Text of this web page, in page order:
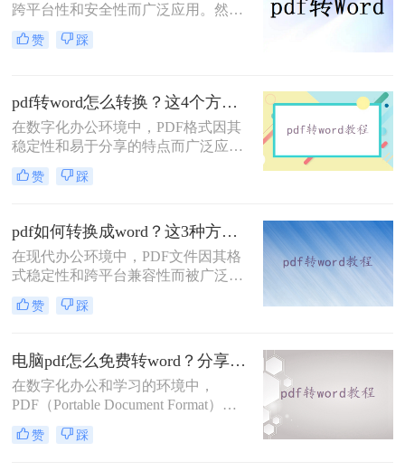
跨平台性和安全性而广泛应用。然
而，当需要对PDF文件进行编辑时，
将其转换为Word文档成为了一种常见
Word的方法，每一种都有其独特的优
势和适用场景。
赞 踩
pdf转word怎么转换？这4个方法超级实用!！
在数字化办公环境中，PDF格式因其
稳定性和易于分享的特点而广泛应用
于各类文档的保存与传输。然而，在
需要对PDF文档进行编辑时，将其转
那么pdf转word怎么转换呢？以下是四
种将PDF转换为Word的方法，每种方
法都有其特点和适用场景。
赞 踩
pdf如何转换成word？这3种方法教你快速实现！
在现代办公环境中，PDF文件因其格
式稳定性和跨平台兼容性而被广泛使
用。然而，当需要编辑PDF中的内容
时，将其转换为Word文档就成为了必
本文将介绍三种不同的PDF转Word方
法，帮助您根据具体需求选择最合适
的方式。
赞 踩
电脑pdf怎么免费转word？分享2个好用的方法！
在数字化办公和学习的环境中，
PDF（Portable Document Format）因
其良好的兼容性和稳定性，成为了一
种广泛使用的文档格式。然而，有时
赞 踩